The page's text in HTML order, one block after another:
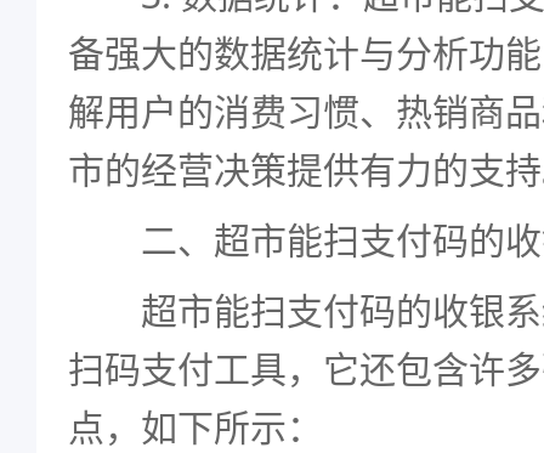
备强大的数据统计与分析功
解用户的消费习惯、热销商
市的经营决策提供有力的支
二、超市能扫支付码的收
超市能扫支付码的收银系
扫码支付工具，它还包含许
点，如下所示：